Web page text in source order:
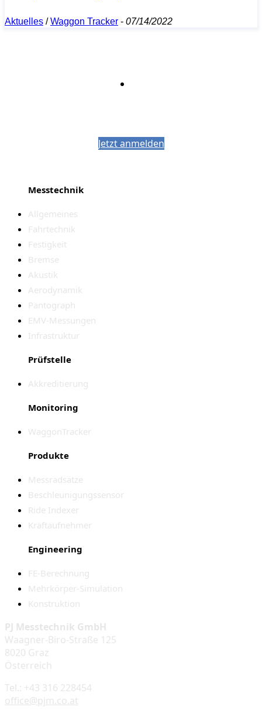
Aktuelles /Waggon Tracker - 07/14/2022
Jetzt anmelden
Messtechnik
Allgemeines
Fahrtechnik
Festigkeit
Bremse
Akustik
Aerodynamik
Pantograph
EMV-Messungen
Infrastruktur
Prüfstelle
Akkreditierung
Monitoring
WaggonTracker
Produkte
Messradsätze
Beschleunigungssensor
Ride Indexer
Kraftaufnehmer
Engineering
FE-Berechnung
Mehrkörper-Simulation
Konstruktion
PJ Messtechnik GmbH
Waagner-Biro-Straße 125
8020 Graz
Österreich
Tel.: +43 316 228454
office@pjm.co.at